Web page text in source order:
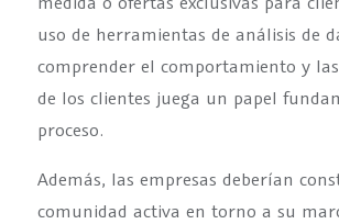
uso de herramientas de análisis de
comprender el comportamiento y
de los clientes juega un papel
proceso.
Además, las empresas deberían
comunidad activa en torno a su